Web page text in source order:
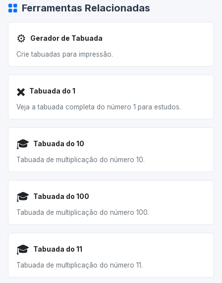
Ferramentas Relacionadas
⚙️ Gerador de Tabuada
Crie tabuadas para impressão.
✖️ Tabuada do 1
Veja a tabuada completa do número 1 para estudos.
🎓 Tabuada do 10
Tabuada de multiplicação do número 10.
🎓 Tabuada do 100
Tabuada de multiplicação do número 100.
🎓 Tabuada do 11
Tabuada de multiplicação do número 11.